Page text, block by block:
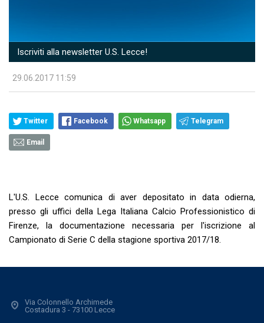
Iscriviti alla newsletter U.S. Lecce!
29.06.2017 11:59
Twitter Facebook Whatsapp Telegram
Email
L'U.S. Lecce comunica di aver depositato in data odierna,
presso gli uffici della Lega Italiana Calcio Professionistico di
Firenze, la documentazione necessaria per l'iscrizione al
Campionato di Serie C della stagione sportiva 2017/18.
Via Colonnello Archimede
Costadura 3 - 73100 Lecce